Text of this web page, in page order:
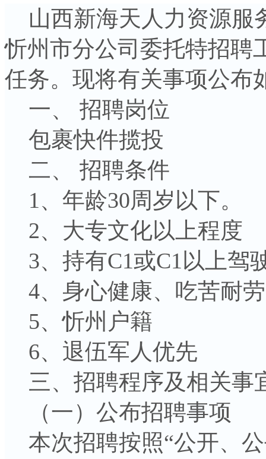
山西新海天人力资源服
忻州市分公司委托特招聘
任务。现将有关事项公布
一、 招聘岗位
包裹快件揽投
二、 招聘条件
1、年龄30周岁以下。
2、大专文化以上程度
3、持有C1或C1以上驾
4、身心健康、吃苦耐
5、忻州户籍
6、退伍军人优先
三、招聘程序及相关事
（一）公布招聘事项
本次招聘按照“公开、